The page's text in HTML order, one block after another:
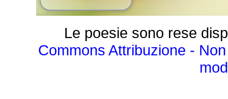
Le poesie sono rese
Commons Attribuzione -